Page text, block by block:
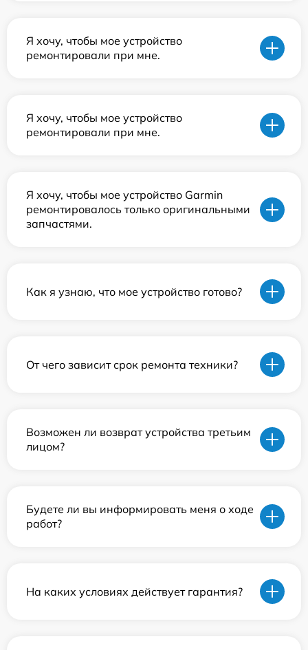
Я хочу, чтобы мое устройство
ремонтировали при мне.
Я хочу, чтобы мое устройство
ремонтировали при мне.
Я хочу, чтобы мое устройство Garmin
ремонтировалось только оригинальными
запчастями.
Как я узнаю, что мое устройство готово?
От чего зависит срок ремонта техники?
Возможен ли возврат устройства третьим
лицом?
Будете ли вы информировать меня о ходе
работ?
На каких условиях действует гарантия?